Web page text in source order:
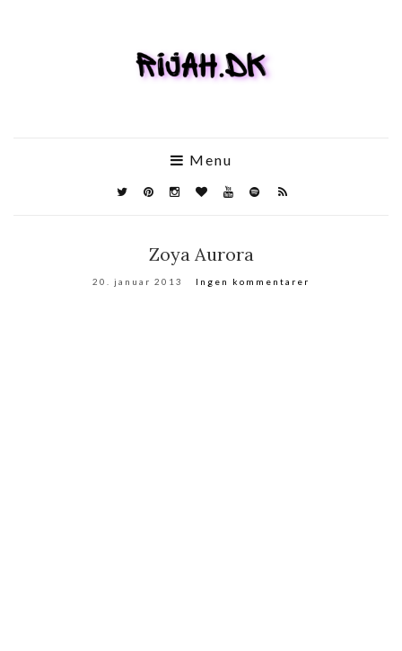
Menu
Zoya Aurora
20. januar 2013 Ingen kommentarer